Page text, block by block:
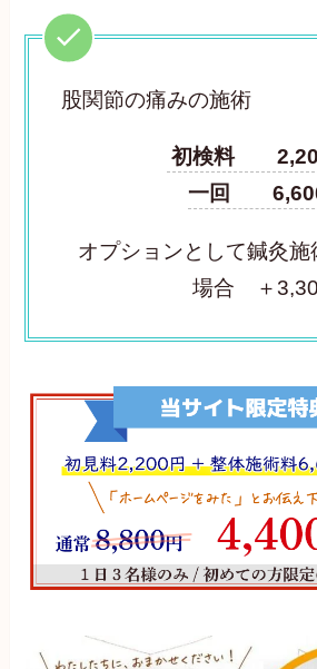
股関節の痛みの施術
初検料 2,200
一回 6,600
オプションとして鍼灸施
場合 ＋